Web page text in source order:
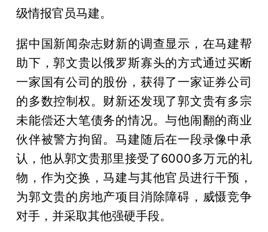
级情报官员马建。
据中国新闻杂志财新的调查显示，在马建帮
助下，郭文贵以俄罗斯寡头的方式通过买断
一家国有公司的股份，获得了一家证券公司
的多数控制权。财新还发现了郭文贵有多宗
未能偿还大笔债务的情况。与他闹翻的商业
伙伴被警方拘留。马建随后在一段录像中承
认，他从郭文贵那里接受了6000多万元的礼
物，作为交换，马建与其他官员进行干预，
为郭文贵的房地产项目消除障碍，威慑竞争
对手，并采取其他强硬手段。